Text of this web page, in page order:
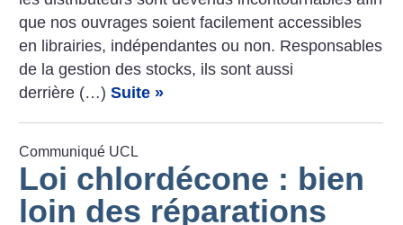
que nos ouvrages soient facilement accessibles
en librairies, indépendantes ou non. Responsables
de la gestion des stocks, ils sont aussi
derrière (…)Suite »
Communiqué UCL
Loi chlordécone : bien
loin des réparations